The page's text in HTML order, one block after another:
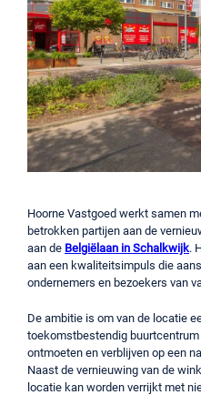
Hoorne Vastgoed werkt samen
betrokken partijen aan de
aan de Belgiëlaan in Schalkwijk.
aan een kwaliteitsimpuls die
ondernemers en bezoekers van
De ambitie is om van de locatie
toekomstbestendig
ontmoeten en verblijven op een
Naast de vernieuwing van de
locatie kan worden verrijkt met